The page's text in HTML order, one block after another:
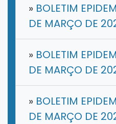
» BOLETIM
DE MARÇO DE
» BOLETIM
DE MARÇO DE
» BOLETIM
DE MARÇO DE